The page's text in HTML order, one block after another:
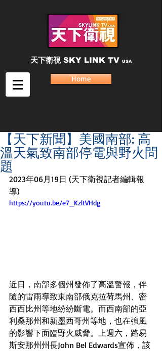
天下衛視 SKY LINK TV USA
Home
【天下新聞】美國南部: 高
溫天氣致南部停電與野火問
題
2023年06月19日 (天下衛視記者編輯報
導)
https://youtu.be/e7_KzltVHdg
近日，南部多個州發佈了高溫警報，伴
隨的雷雨導致東南部俄克拉荷馬州、密
西西比州等地紛紛斷電。而西南部的亞
利桑那州和新墨西哥州等地，也在強風
的影響下面臨野火威脅。上週六，路易
斯安那州州長John Bel Edwards宣佈，該